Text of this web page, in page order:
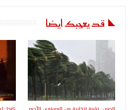
قد يعجبك ايضا